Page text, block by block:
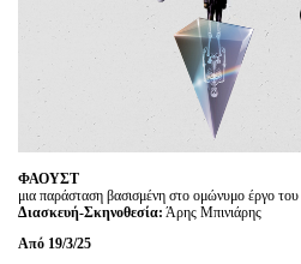
Είσοδος διαχειριστή
ΦΑΟΥΣΤ
μια παράσταση βασισμένη στο ομώνυμο έργο του
Διασκευή-Σκηνοθεσία: Άρης Μπινιάρης
Από 19/3/25